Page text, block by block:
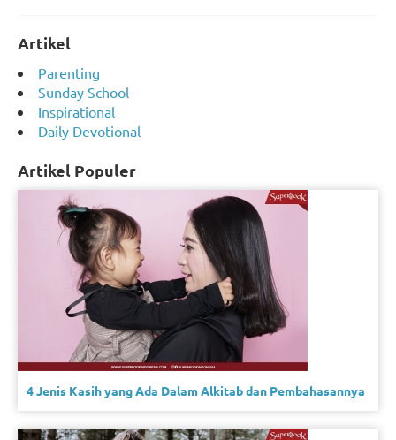
Artikel
Parenting
Sunday School
Inspirational
Daily Devotional
Artikel Populer
4 Jenis Kasih yang Ada Dalam Alkitab dan Pembahasannya